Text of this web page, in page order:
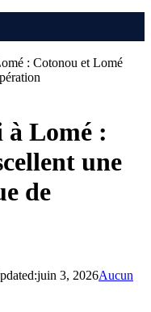
: Cotonou et Lomé
à Lomé :
une
de
juin 3, 2026Aucun